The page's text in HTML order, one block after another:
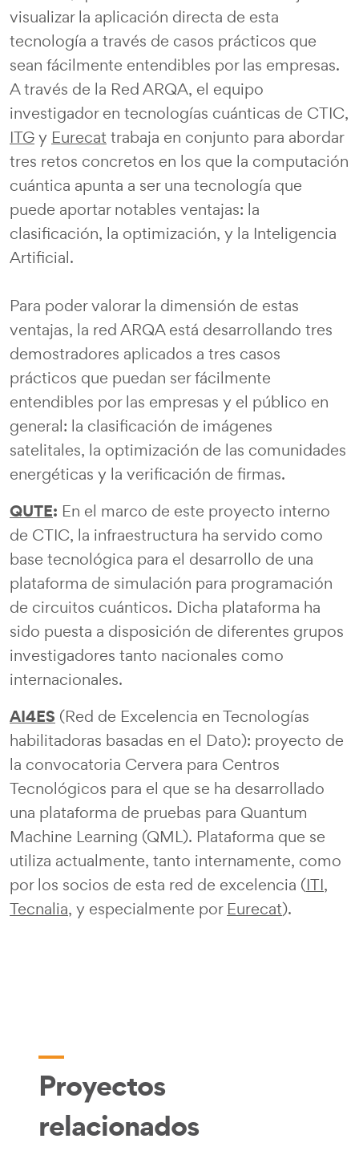
visualizar la aplicación directa de esta
tecnología a través de casos prácticos que
sean fácilmente entendibles por las empresas.
A través de la Red ARQA, el equipo
investigador en tecnologías cuánticas de CTIC,
ITGy Eurecat trabaja en conjunto para abordar
tres retos concretos en los que la computación
cuántica apunta a ser una tecnología que
puede aportar notables ventajas: la
clasificación, la optimización, y la Inteligencia
Artificial.
Para poder valorar la dimensión de estas
ventajas, la red ARQA está desarrollando tres
demostradores aplicados a tres casos
prácticos que puedan ser fácilmente
entendibles por las empresas y el público en
general: la clasificación de imágenes
satelitales, la optimización de las comunidades
energéticas y la verificación de firmas.
QUTE: En el marco de este proyecto interno
de CTIC, la infraestructura ha servido como
base tecnológica para el desarrollo de una
plataforma de simulación para programación
de circuitos cuánticos. Dicha plataforma ha
sido puesta a disposición de diferentes grupos
investigadores tanto nacionales como
internacionales.
AI4ES (Red de Excelencia en Tecnologías
habilitadoras basadas en el Dato): proyecto de
la convocatoria Cervera para Centros
Tecnológicos para el que se ha desarrollado
una plataforma de pruebas para Quantum
Machine Learning (QML). Plataforma que se
utiliza actualmente, tanto internamente, como
por los socios de esta red de excelencia (ITI,
Tecnalia, y especialmente por Eurecat).
Proyectos
relacionados